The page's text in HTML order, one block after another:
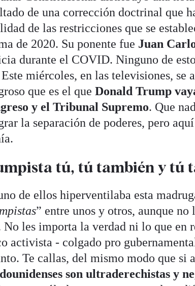
de una corrección doctrinal que
de las restricciones que se
de 2020. Su ponente fue Juan
durante el COVID. Ninguno de
Este miércoles, en las televisiones, se
que es el queDonald Trump
y el Tribunal Supremo. Que
la separación de poderes, pero
tú, tú también y tú
de ellos hiperventilaba esta
” entre unos y otros, aunque no
No les importa la verdad ni lo que en
activista - colgado pro
Te callas, del mismo modo que si
son ultraderechistas y